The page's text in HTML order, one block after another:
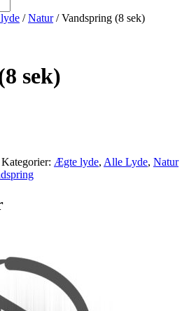
/Natur/ Vandspring (8 sek)
sek)
Kategorier: Ægte lyde, Alle Lyde, Natur